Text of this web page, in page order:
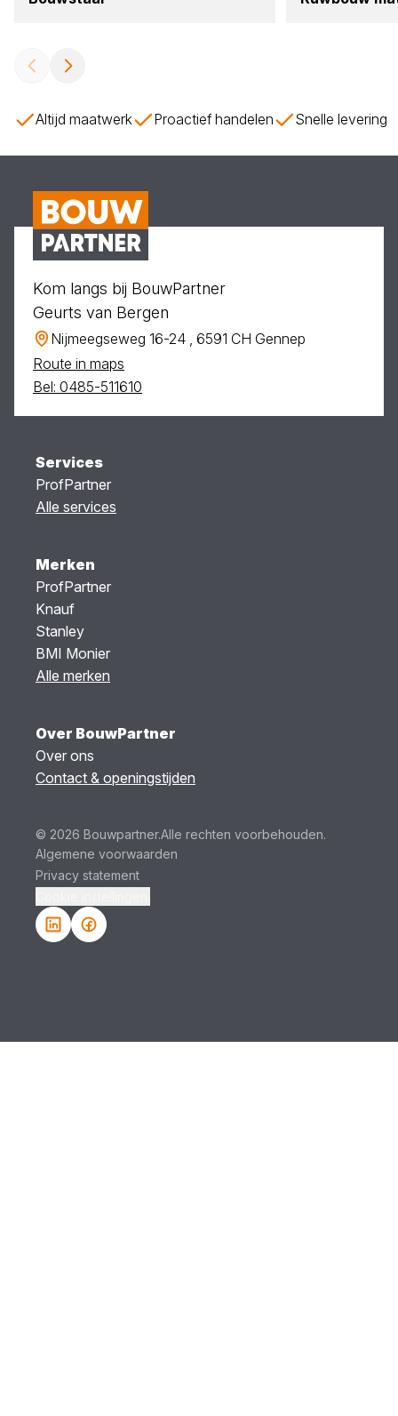
Altijd maatwerk Proactief handelen Snelle levering
Kom langs bij BouwPartner
Geurts van Bergen
Nijmeegseweg 16-24 , 6591 CH Gennep
Route in maps
Bel: 0485-511610
Services
ProfPartner
Alle services
Merken
ProfPartner
Knauf
Stanley
BMI Monier
Alle merken
Over BouwPartner
Over ons
Contact & openingstijden
© 2026 Bouwpartner.Alle rechten voorbehouden.
Algemene voorwaarden
Privacy statement